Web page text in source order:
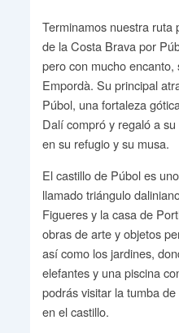
Terminamos nuestra ruta
de la Costa Brava por
pero con mucho encanto,
Empordà. Su principal
Púbol, una fortaleza
Dalí compró y regaló a
en su refugio y su musa.
El castillo de Púbol es
llamado triángulo
Figueres y la casa de
obras de arte y objetos
así como los jardines,
elefantes y una piscina
podrás visitar la tumba
en el castillo.